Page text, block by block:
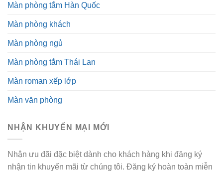
Màn phòng tắm Hàn Quốc
Màn phòng khách
Màn phòng ngủ
Màn phòng tắm Thái Lan
Màn roman xếp lớp
Màn văn phòng
NHẬN KHUYẾN MẠI MỚI
Nhận ưu đãi đặc biệt dành cho khách hàng khi đăng ký
nhận tin khuyến mãi từ chúng tôi. Đăng ký hoàn toàn miễn